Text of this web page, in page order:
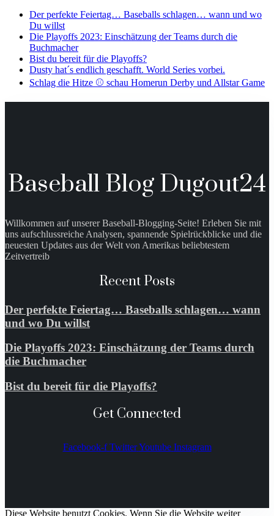
Der perfekte Feiertag… Baseballs schlagen… wann und wo
Du willst
Die Playoffs 2023: Einschätzung der Teams durch die
Buchmacher
Bist du bereit für die Playoffs?
Dusty hat´s endlich geschafft. World Series vorbei.
Schlag die Hitze ⚾️ schau Homerun Derby und Allstar Game
Baseball Blog Dugout24
Willkommen auf unserer Baseball-Blogging-Seite! Erleben Sie mit
uns aufschlussreiche Analysen, spannende Spielrückblicke und die
neuesten Updates aus der Welt von Amerikas beliebtestem
Zeitvertreib
Recent Posts
Der perfekte Feiertag… Baseballs schlagen… wann
und wo Du willst
Die Playoffs 2023: Einschätzung der Teams durch
die Buchmacher
Bist du bereit für die Playoffs?
Get Connected
Facebook-f Twitter Youtube Instagram
Diese Website benutzt Cookies. Wenn Sie die Website weiter